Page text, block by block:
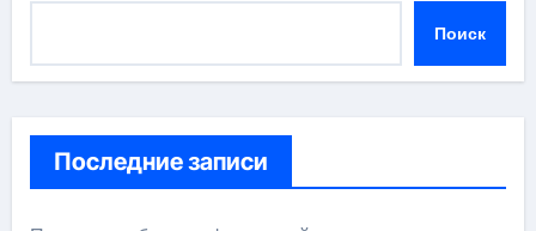
Поиск
Последние записи